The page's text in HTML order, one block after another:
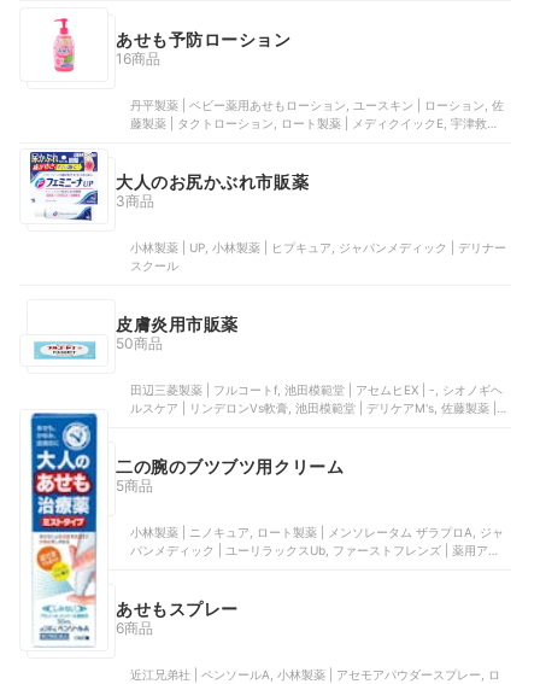
あせも予防ローション
16商品
丹平製薬 | ベビー薬用あせもローション, ユースキン | ローション, 佐
藤製薬 | タクトローション, ロート製薬 | メディクイックE, 宇津救命丸
大人のお尻かぶれ市販薬
3商品
小林製薬 | UP, 小林製薬 | ヒプキュア, ジャパンメディック | デリナー
スクール
皮膚炎用市販薬
50商品
田辺三菱製薬 | フルコートf, 池田模範堂 | アセムヒEX | -, シオノギヘ
ルスケア | リンデロンVs軟膏, 池田模範堂 | デリケアM's, 佐藤製薬 |
二の腕のブツブツ用クリーム
5商品
小林製薬 | ニノキュア, ロート製薬 | メンソレータム ザラプロA, ジャ
パンメディック | ユーリラックスUb, ファーストフレンズ | 薬用アッ
あせもスプレー
6商品
近江兄弟社 | ペンソールA, 小林製薬 | アセモアパウダースプレー, ロ